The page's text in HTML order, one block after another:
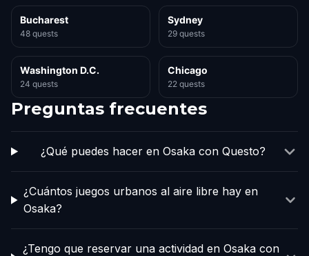
Bucharest
48 quests
Sydney
29 quests
Washington D.C.
24 quests
Chicago
22 quests
Preguntas frecuentes
¿Qué puedes hacer en Osaka con Questo?
¿Cuántos juegos urbanos al aire libre hay en
Osaka?
¿Tengo que reservar una actividad en Osaka con